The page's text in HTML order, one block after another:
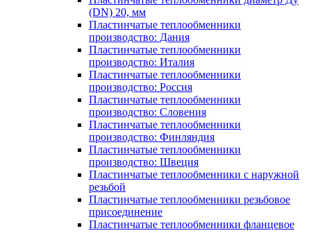
(DN) 20, мм
Пластинчатые теплообменники
производство: Дания
Пластинчатые теплообменники
производство: Италия
Пластинчатые теплообменники
производство: Россия
Пластинчатые теплообменники
производство: Словения
Пластинчатые теплообменники
производство: Финляндия
Пластинчатые теплообменники
производство: Швеция
Пластинчатые теплообменники с наружной
резьбой
Пластинчатые теплообменники резьбовое
присоединение
Пластинчатые теплообменники фланцевое